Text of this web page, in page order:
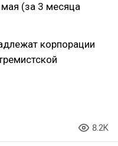
(за 3 месяца
корпорации
8.2K